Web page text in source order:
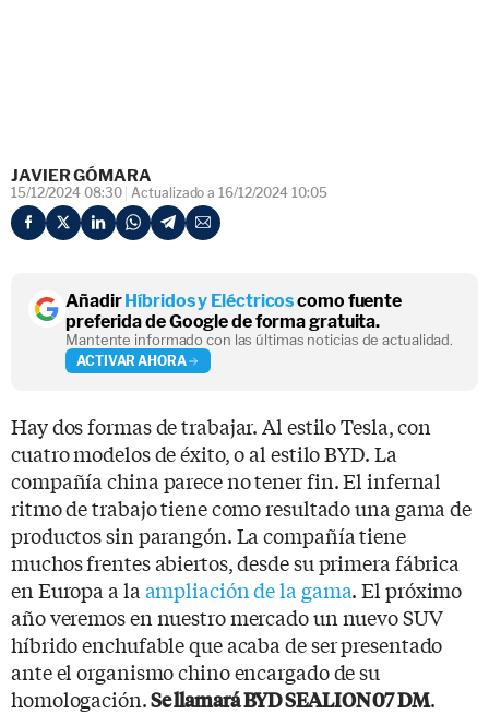
JAVIER GÓMARA
15/12/2024 08:30 Actualizado a 16/12/2024 10:05
AñadirHíbridos y Eléctricoscomo fuente
preferida de Google de forma gratuita.
Mantente informado con las últimas noticias de actualidad.
ACTIVAR AHORA
Hay dos formas de trabajar. Al estilo Tesla, con
cuatro modelos de éxito, o al estilo BYD. La
compañía china parece no tener fin. El infernal
ritmo de trabajo tiene como resultado una gama de
productos sin parangón. La compañía tiene
muchos frentes abiertos, desde su primera fábrica
en Europa a la ampliación de la gama. El próximo
año veremos en nuestro mercado un nuevo SUV
híbrido enchufable que acaba de ser presentado
ante el organismo chino encargado de su
homologación.Se llamará BYD SEALION 07 DM.